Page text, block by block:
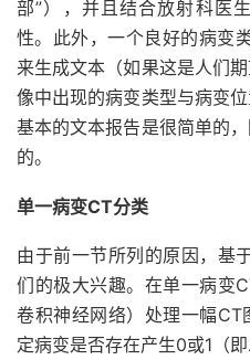
部”），并且结合放射科医
性。此外，一个良好的病变
来生成文本（如果这是人们
像中出现的病变类型与病变
基本的文本报告是很简单的
的。
单一病变CT分类
由于前一节所列的原因，基
们的极大兴趣。在单一病变
卷积神经网络）处理一幅
定病变是否存在产生0或1（即